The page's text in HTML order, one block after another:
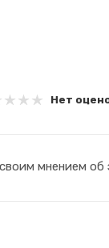
Нет
мнением об